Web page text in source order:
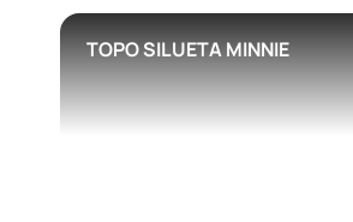
TOPO SILUETA MINNIE